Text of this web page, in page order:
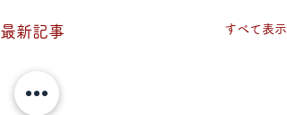
最新記事 すべて表示